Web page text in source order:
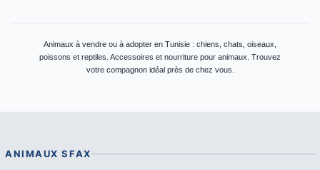
Animaux à vendre ou à adopter en Tunisie : chiens, chats, oiseaux,
poissons et reptiles. Accessoires et nourriture pour animaux. Trouvez
votre compagnon idéal près de chez vous.
ANIMAUX SFAX